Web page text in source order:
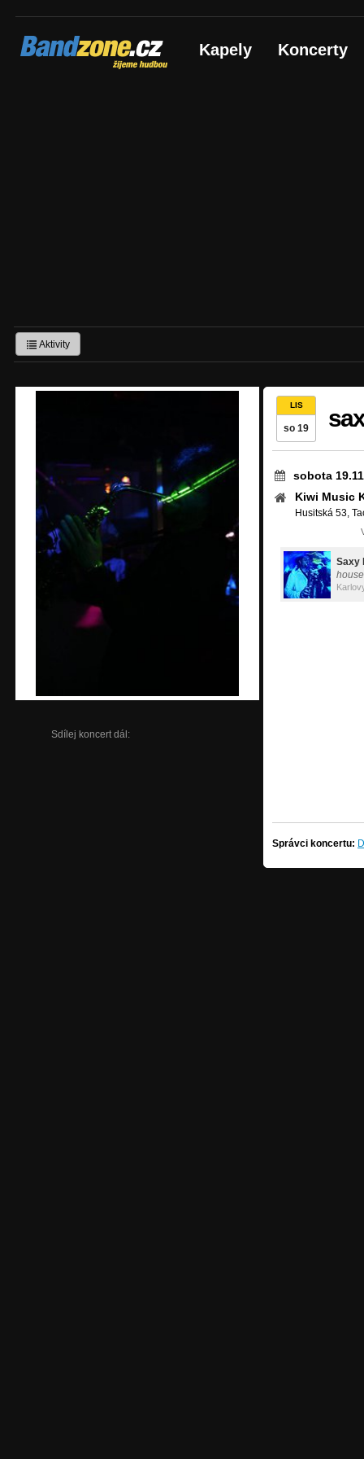
Bandzone.cz
žijeme hudbou Kapely Koncerty
Aktivity
Sdílej koncert dál:
LIS
so 19
sobota
Kiwi Music
Husitská 53,
Saxy
Správci koncertu: